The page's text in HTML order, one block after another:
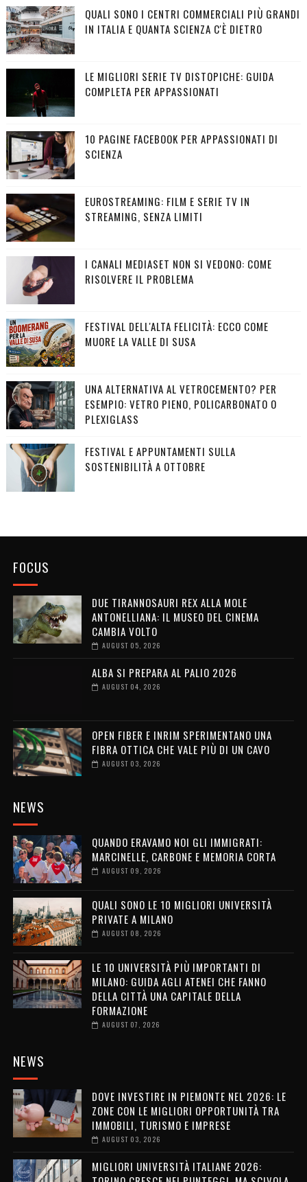
QUALI SONO I CENTRI COMMERCIALI PIÙ GRANDI
IN ITALIA E QUANTA SCIENZA C'È DIETRO
LE MIGLIORI SERIE TV DISTOPICHE: GUIDA
COMPLETA PER APPASSIONATI
10 PAGINE FACEBOOK PER APPASSIONATI DI
SCIENZA
EUROSTREAMING: FILM E SERIE TV IN
STREAMING, SENZA LIMITI
I CANALI MEDIASET NON SI VEDONO: COME
RISOLVERE IL PROBLEMA
FESTIVAL DELL'ALTA FELICITÀ: ECCO COME
MUORE LA VALLE DI SUSA
UNA ALTERNATIVA AL VETROCEMENTO? PER
ESEMPIO: VETRO PIENO, POLICARBONATO O
PLEXIGLASS
FESTIVAL E APPUNTAMENTI SULLA
SOSTENIBILITÀ A OTTOBRE
FOCUS
DUE TIRANNOSAURI REX ALLA MOLE
ANTONELLIANA: IL MUSEO DEL CINEMA
CAMBIA VOLTO
AUGUST 05, 2026
ALBA SI PREPARA AL PALIO 2026
AUGUST 04, 2026
OPEN FIBER E INRIM SPERIMENTANO UNA
FIBRA OTTICA CHE VALE PIÙ DI UN CAVO
AUGUST 03, 2026
NEWS
QUANDO ERAVAMO NOI GLI IMMIGRATI:
MARCINELLE, CARBONE E MEMORIA CORTA
AUGUST 09, 2026
QUALI SONO LE 10 MIGLIORI UNIVERSITÀ
PRIVATE A MILANO
AUGUST 08, 2026
LE 10 UNIVERSITÀ PIÙ IMPORTANTI DI
MILANO: GUIDA AGLI ATENEI CHE FANNO
DELLA CITTÀ UNA CAPITALE DELLA
FORMAZIONE
AUGUST 07, 2026
NEWS
DOVE INVESTIRE IN PIEMONTE NEL 2026: LE
ZONE CON LE MIGLIORI OPPORTUNITÀ TRA
IMMOBILI, TURISMO E IMPRESE
AUGUST 03, 2026
MIGLIORI UNIVERSITÀ ITALIANE 2026: